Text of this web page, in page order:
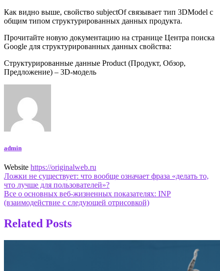
Как видно выше, свойство subjectOf связывает тип 3DModel с
общим типом структурированных данных продукта.
Прочитайте новую документацию на странице Центра поиска
Google для структурированных данных свойства:
Структурированные данные Product (Продукт, Обзор,
Предложение) – 3D-модель
admin
Website https://originalweb.ru
Навигация
по
записям
Ложки не существует: что вообще означает фраза «делать то,
что лучше для пользователей»?
Все о основных веб-жизненных показателях: INP
(взаимодействие с следующей отрисовкой)
Related Posts